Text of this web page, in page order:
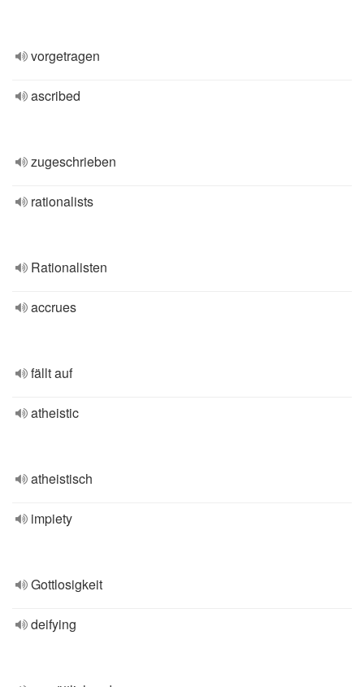
vorgetragen
ascribed
zugeschrieben
rationalists
Rationalisten
accrues
fällt auf
atheistic
atheistisch
impiety
Gottlosigkeit
deifying